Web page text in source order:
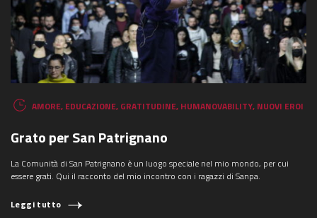
AMORE, EDUCAZIONE, GRATITUDINE, HUMANOVABILITY, NUOVI EROI
Grato per San Patrignano
La Comunità di San Patrignano è un luogo speciale nel mio mondo, per cui
essere grati. Qui il racconto del mio incontro con i ragazzi di Sanpa.
Leggi tutto
COSA STAI CERCANDO?